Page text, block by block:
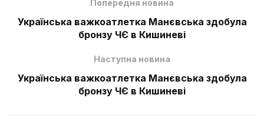
Попередня новина
Українська важкоатлетка Манєвська здобула
бронзу ЧЄ в Кишиневі
Наступна новина
Українська важкоатлетка Манєвська здобула
бронзу ЧЄ в Кишиневі